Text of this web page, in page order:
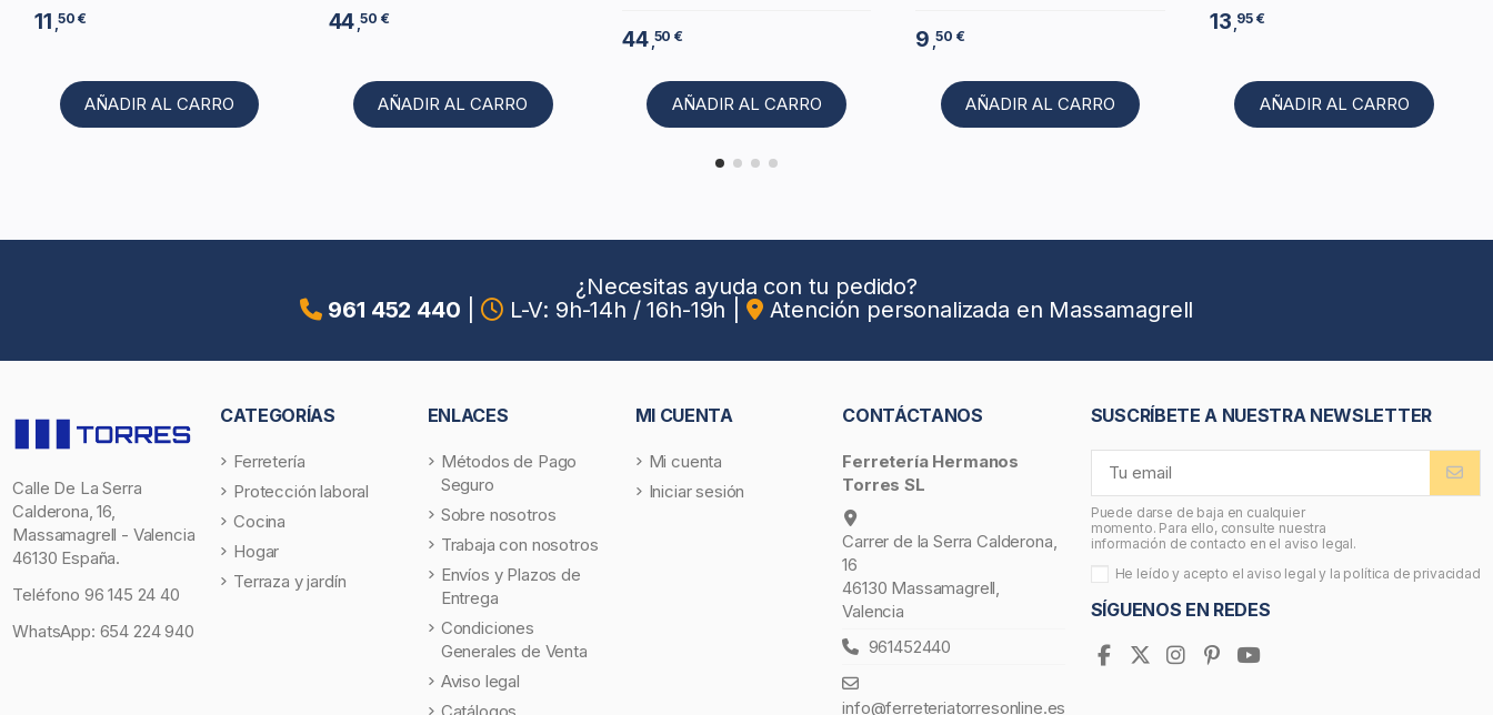
11 ,50 €
AÑADIR AL CARRO
44 ,50 €
AÑADIR AL CARRO
44 ,50 €
AÑADIR AL CARRO
9 ,50 €
AÑADIR AL CARRO
13 ,95 €
AÑADIR AL CARRO
¿Necesitas ayuda con tu pedido?
961 452 440
L-V: 9h-14h / 16h-19h Atención personalizada en Massamagrell
Calle De La Serra
Calderona, 16,
Massamagrell - Valencia
46130 España.
Teléfono 96 145 24 40
WhatsApp: 654 224 940
CATEGORÍAS
Ferretería
Protección laboral
Cocina
Hogar
Terraza y jardín
ENLACES
Métodos de Pago
Seguro
Sobre nosotros
Trabaja con nosotros
Envíos y Plazos de
Entrega
Condiciones
Generales de Venta
Aviso legal
MI CUENTA
Mi cuenta
Iniciar sesión
CONTÁCTANOS
Ferretería Hermanos
Torres SL
Carrer de la Serra Calderona,
16
46130 Massamagrell,
Valencia
961452440
info@ferreteriatorresonline.es
SUSCRÍBETE A NUESTRA NEWSLETTER
Puede darse de baja en cualquier
momento. Para ello, consulte nuestra
información de contacto en el aviso legal.
He leído y acepto el aviso legal y la política de privacidad
SÍGUENOS EN REDES